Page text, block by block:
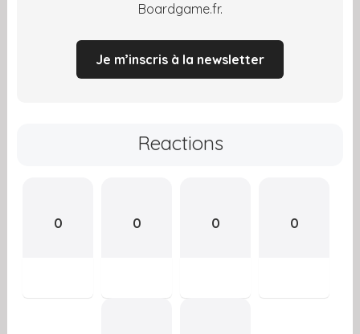
Boardgame.fr.
Je m’inscris à la newsletter
Reactions
0 0 0 0